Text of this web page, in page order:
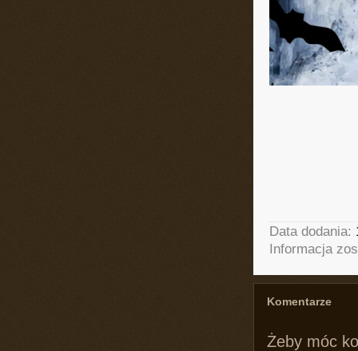
Data dodania:
Informacja
Komentarze
Żeby móc